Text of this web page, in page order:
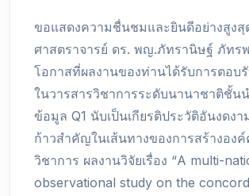
ขอแสดงความชื่นชมและยินดีอย่างสูงสุ
ศาสตราจารย์ ดร. พญ.ภัทรานิษฐ์ ภัทร
โอกาสที่ผลงานของท่านได้รับการตอบ
ในวารสารวิชาการระดับนานาชาติชั้น
ข้อมูล Q1 นับเป็นเกียรติประวัติอันงดงา
ก้าวสำคัญในเส้นทางของการสร้างอง
วิชาการ ผลงานวิจัยเรื่อง “A multi-
observational study on the